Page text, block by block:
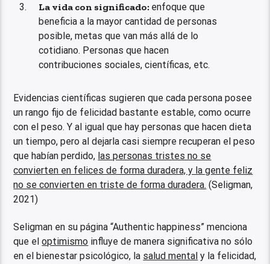
La vida con significado: enfoque que
beneficia a la mayor cantidad de personas
posible, metas que van más allá de lo
cotidiano. Personas que hacen
contribuciones sociales, científicas, etc.
Evidencias científicas sugieren que cada persona posee
un rango fijo de felicidad bastante estable, como ocurre
con el peso. Y al igual que hay personas que hacen dieta
un tiempo, pero al dejarla casi siempre recuperan el peso
que habían perdido, las personas tristes no se
convierten en felices de forma duradera, y la gente feliz
no se convierten en triste de forma duradera. (Seligman,
2021)
Seligman en su página “Authentic happiness” menciona
que eloptimismo influye de manera significativa no sólo
en el bienestar psicológico, la salud mental y la felicidad,